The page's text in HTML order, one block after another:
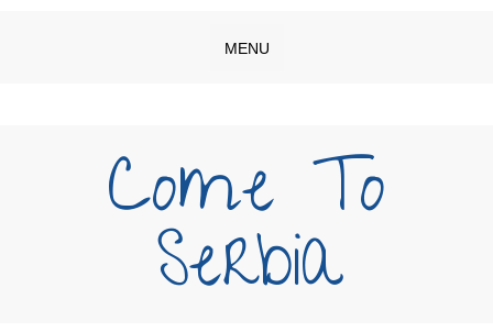
MENU
Come To
Serbia